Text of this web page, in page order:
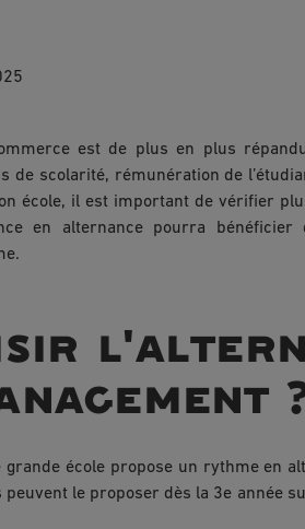
est de plus en plus
de scolarité, rémunération de
école, il est important de vérifier
en alternance pourra bénéficier
école propose un rythme en
le proposer dès la 3e année